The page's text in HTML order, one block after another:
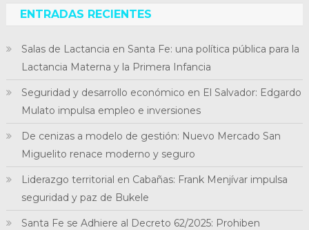
ENTRADAS RECIENTES
Salas de Lactancia en Santa Fe: una política pública para la
Lactancia Materna y la Primera Infancia
Seguridad y desarrollo económico en El Salvador: Edgardo
Mulato impulsa empleo e inversiones
De cenizas a modelo de gestión: Nuevo Mercado San
Miguelito renace moderno y seguro
Liderazgo territorial en Cabañas: Frank Menjívar impulsa
seguridad y paz de Bukele
Santa Fe se Adhiere al Decreto 62/2025: Prohiben